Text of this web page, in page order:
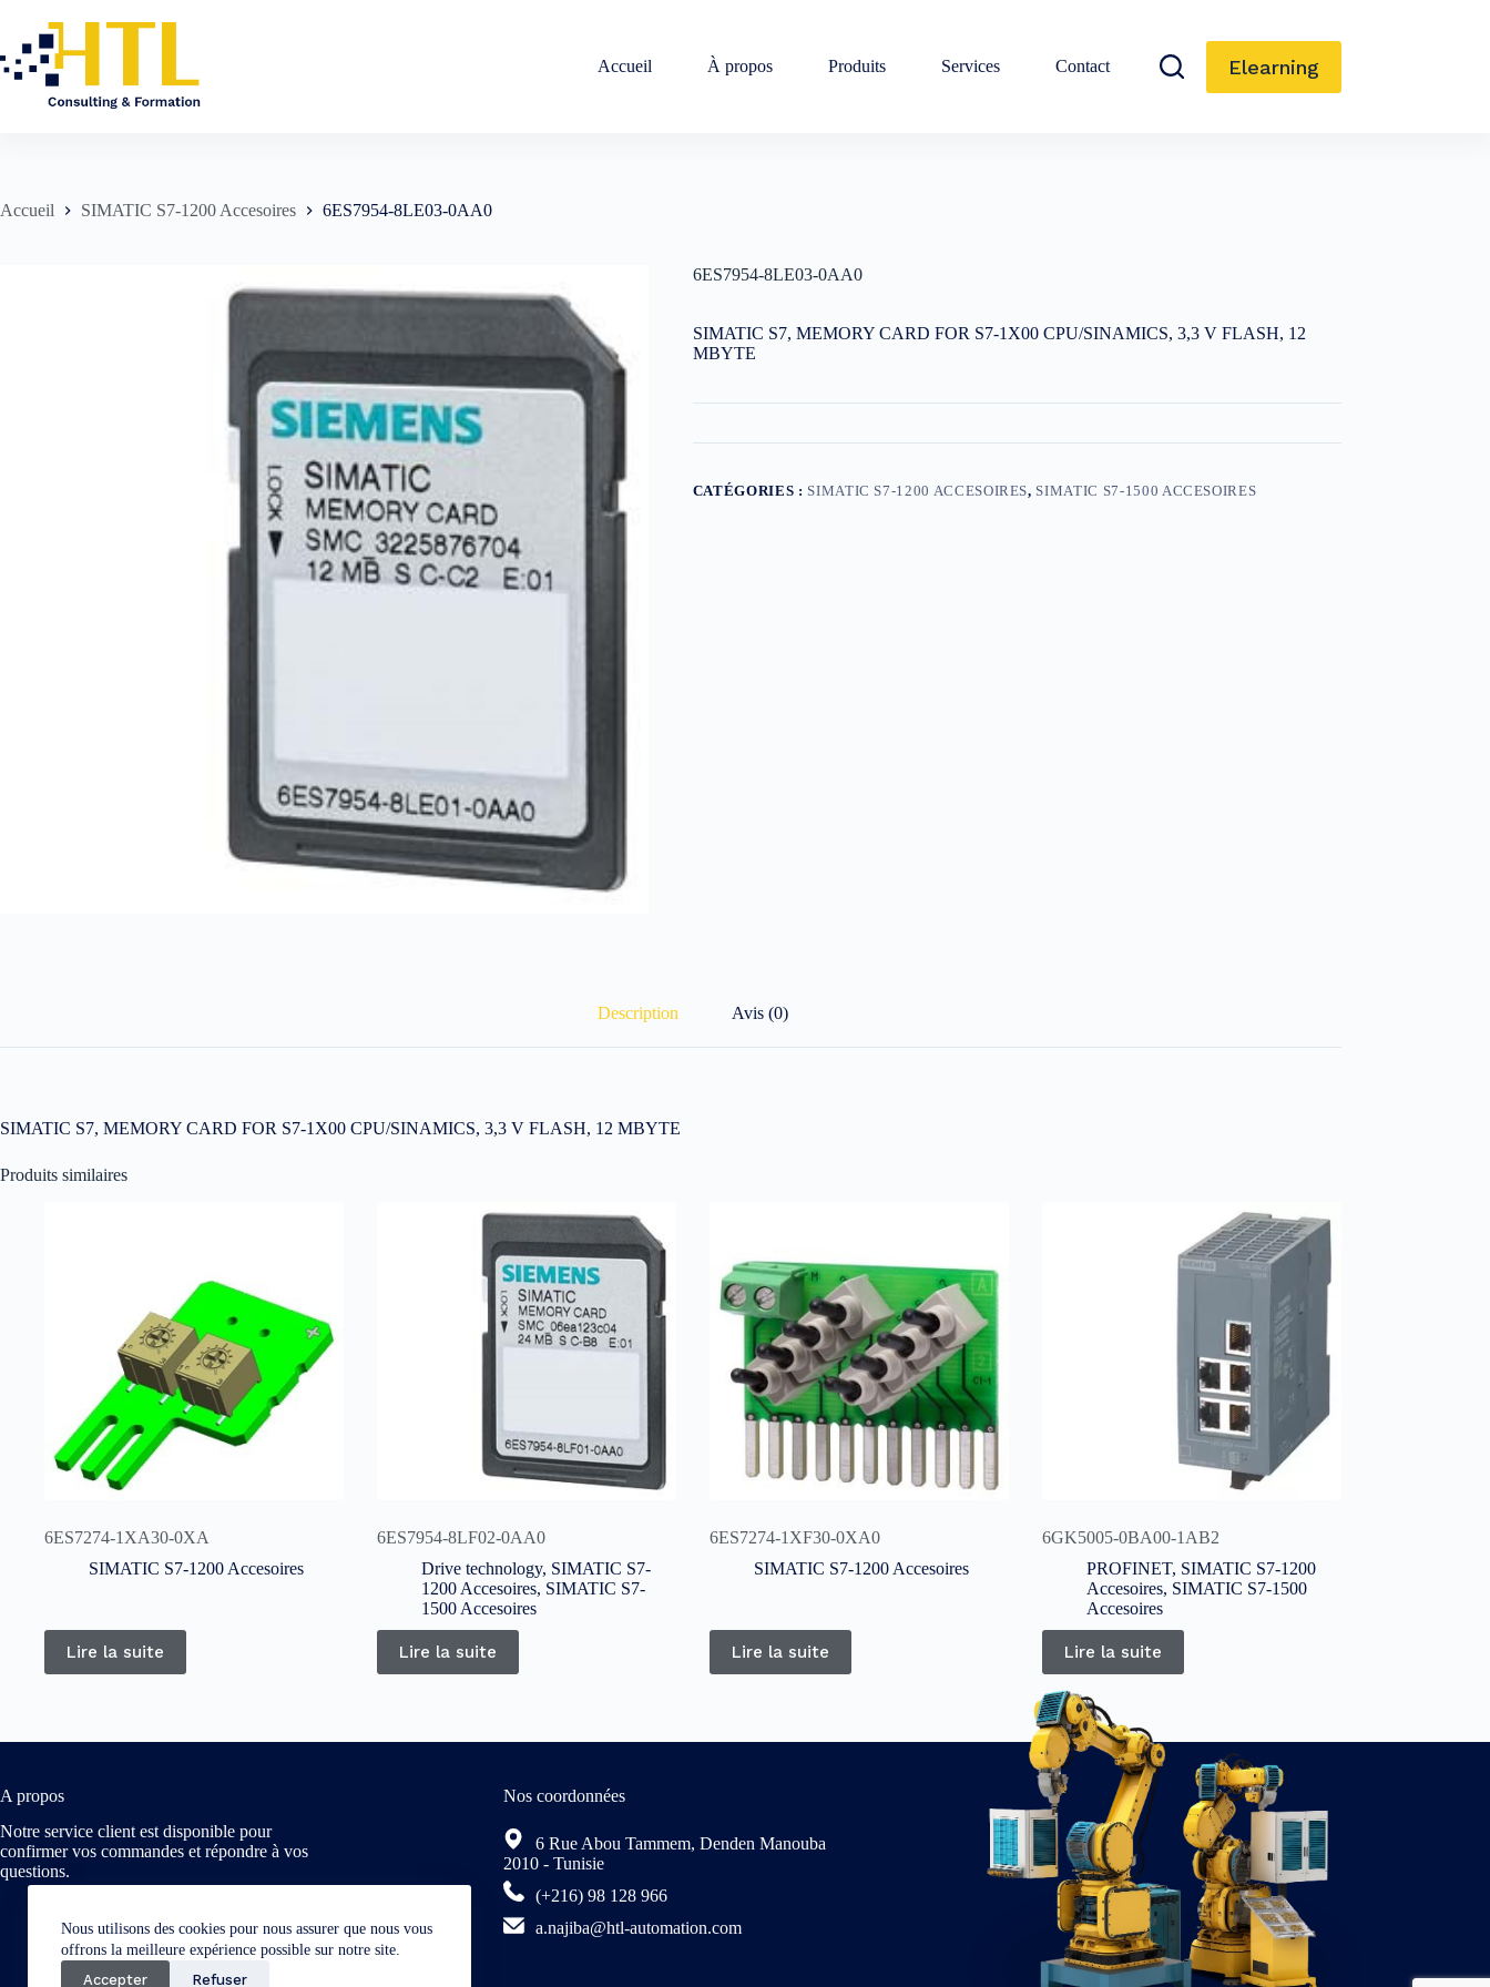
Nous utilisons des cookies pour nous assurer que nous vous
offrons la meilleure expérience possible sur notre site.
Accepter
Refuser
Accueil À propos Produits Services Contact Elearning
Accueil SIMATIC S7-1200 Accesoires 6ES7954-8LE03-0AA0
6ES7954-8LE03-0AA0
SIMATIC S7, MEMORY CARD FOR S7-1X00 CPU/SINAMICS, 3,3 V FLASH, 12
MBYTE
CATÉGORIES : SIMATIC S7-1200 ACCESOIRES, SIMATIC S7-1500 ACCESOIRES
Description Avis (0)
SIMATIC S7, MEMORY CARD FOR S7-1X00 CPU/SINAMICS, 3,3 V FLASH, 12 MBYTE
Produits similaires
6ES7274-1XA30-0XA
SIMATIC S7-1200 Accesoires
Lire la suite
6ES7954-8LF02-0AA0
Drive technology, SIMATIC S7-
1200 Accesoires, SIMATIC S7-
1500 Accesoires
Lire la suite
6ES7274-1XF30-0XA0
SIMATIC S7-1200 Accesoires
Lire la suite
6GK5005-0BA00-1AB2
PROFINET, SIMATIC S7-1200
Accesoires, SIMATIC S7-1500
Accesoires
Lire la suite
A propos
Notre service client est disponible pour
confirmer vos commandes et répondre à vos
questions.
Nos coordonnées
6 Rue Abou Tammem, Denden Manouba
2010 - Tunisie
(+216) 98 128 966
a.najiba@htl-automation.com